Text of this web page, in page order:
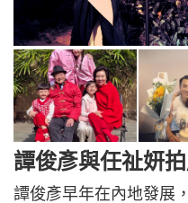
譚俊彥與任祉妍
譚俊彥早年在內地發展